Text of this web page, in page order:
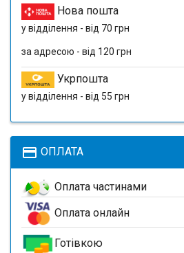
Нова пошта
у відділення - від 70 грн
за адресою - від 120 грн
Укрпошта
у відділення - від 55 грн
payment ОПЛАТА
Оплата частинами
Оплата онлайн
Готівкою